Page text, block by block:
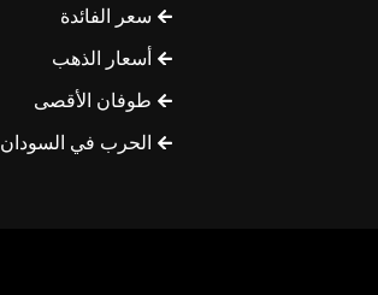
سعر الفائدة
أسعار الذهب
طوفان الأقصى
الحرب في السودان